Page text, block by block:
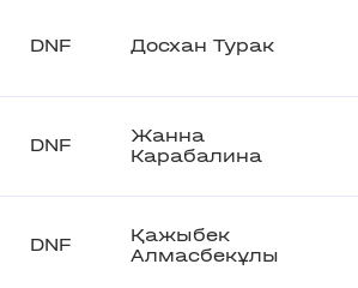
DNF Досхан Турак
DNF
Жанна
Карабалина
DNF
Қажыбек
Алмасбекұлы